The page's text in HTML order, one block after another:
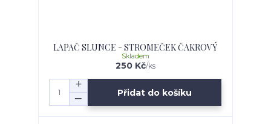
LAPAČ SLUNCE - STROMEČEK ČAKROVÝ
250 Kč/ks
Skladem
Přidat do košíku